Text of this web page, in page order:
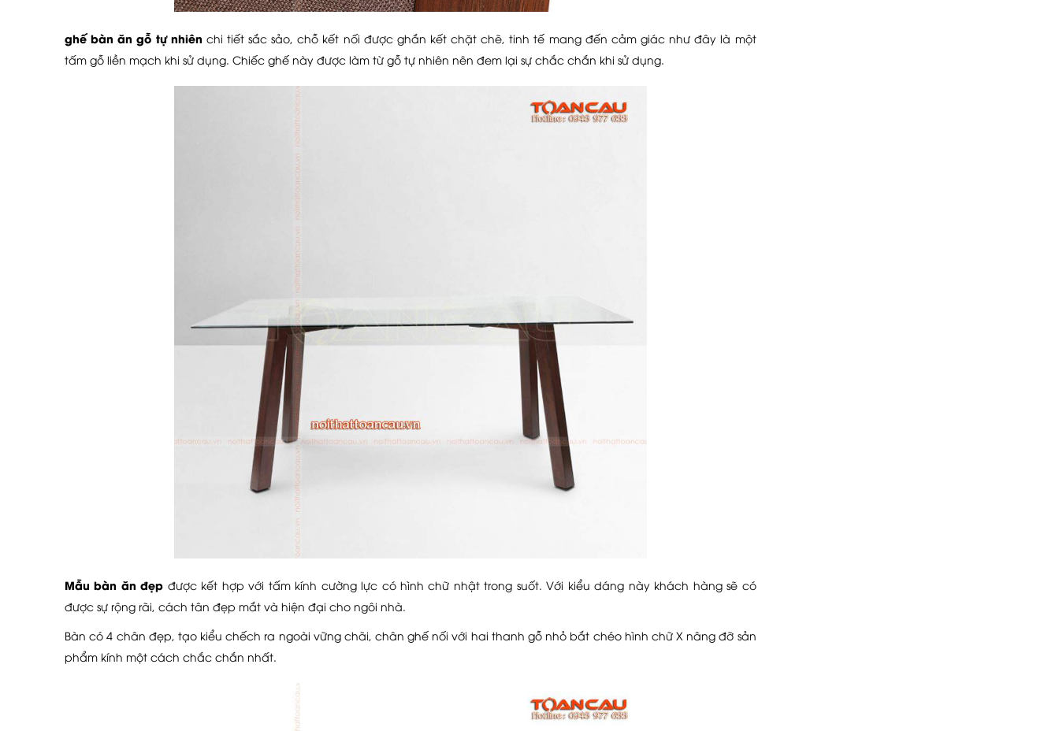
ghế bàn ăn gỗ tự nhiên chi tiết sắc sảo, chỗ kết nối được ghắn kết chặt chẽ, tinh tế mang đến cảm giác như đây là một
tấm gỗ liền mạch khi sử dụng. Chiếc ghế này được làm từ gỗ tự nhiên nên đem lại sự chắc chắn khi sử dụng.
Mẫu bàn ăn đẹp được kết hợp với tấm kính cường lực có hình chữ nhật trong suốt. Với kiểu dáng này khách hàng sẽ có
được sự rộng rãi, cách tân đẹp mắt và hiện đại cho ngôi nhà.
Bàn có 4 chân đẹp, tạo kiểu chếch ra ngoài vững chãi, chân ghế nối với hai thanh gỗ nhỏ bắt chéo hình chữ X nâng đỡ sản
phẩm kính một cách chắc chắn nhất.